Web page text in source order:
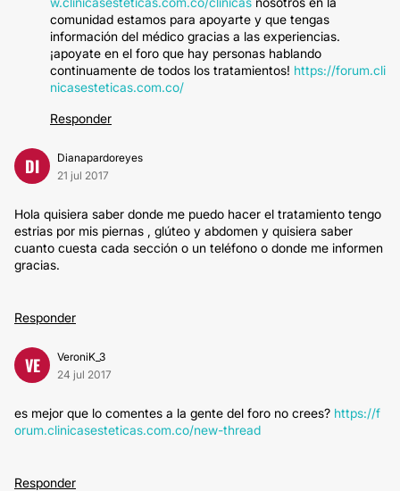
comunidad estamos para apoyarte y que tengas
información del médico gracias a las experiencias.
¡apoyate en el foro que hay personas hablando
continuamente de todos los tratamientos! https://forum.cli
nicasesteticas.com.co/
Responder
DI
Dianapardoreyes
21 jul 2017
Hola quisiera saber donde me puedo hacer el tratamiento tengo
estrias por mis piernas , glúteo y abdomen y quisiera saber
cuanto cuesta cada sección o un teléfono o donde me informen
gracias.
Responder
VE
VeroniK_3
24 jul 2017
es mejor que lo comentes a la gente del foro no crees? https://f
orum.clinicasesteticas.com.co/new-thread
Responder